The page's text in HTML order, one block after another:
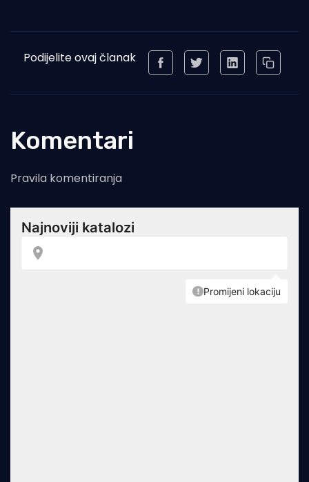
Podijelite ovaj članak
Komentari
Pravila komentiranja